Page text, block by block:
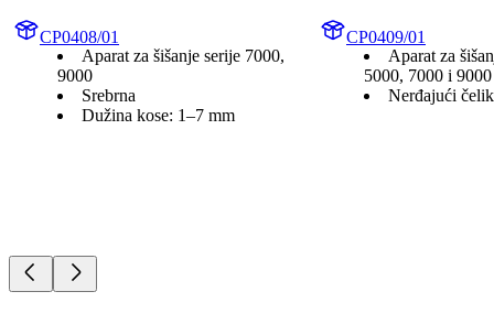
CP0408/01
Aparat za šišanje serije 7000,
9000
Srebrna
Dužina kose: 1–7 mm
CP0409/01
Aparat za
5000, 7000 i 9000
Nerđajući čelik